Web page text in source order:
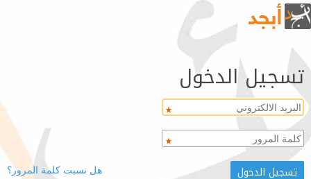
تسجيل الدخول
هل نسيت كلمة المرور؟